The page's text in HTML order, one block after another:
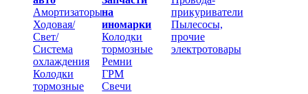
Амортизаторы
Ходовая/
Свет/
Система
охлаждения
Колодки
тормозные
на
иномарки
Колодки
тормозные
Ремни
ГРМ
Свечи
прикуриватели
Пылесосы,
прочие
электротовары